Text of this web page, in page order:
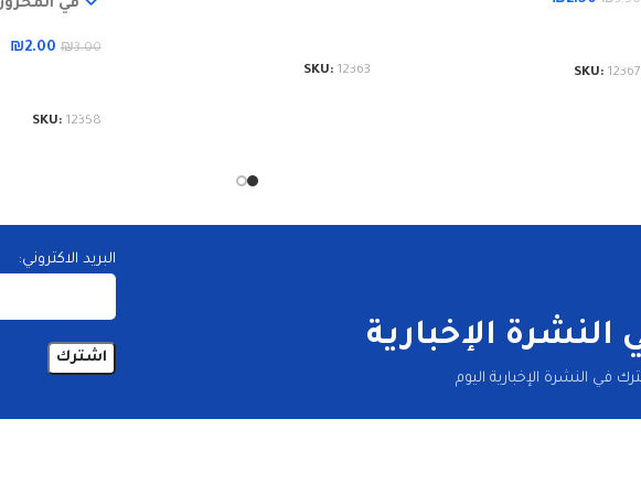
SKU: 12367
SKU: 12363
في
₪3.00
₪2.00
SKU: 12358
الإخبارية
في النشرة الإخبارية اليوم
البريد الاكتروني: